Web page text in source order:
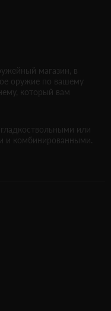
магазин, в
оружие по вашему
который вам
или
и комбинированными.